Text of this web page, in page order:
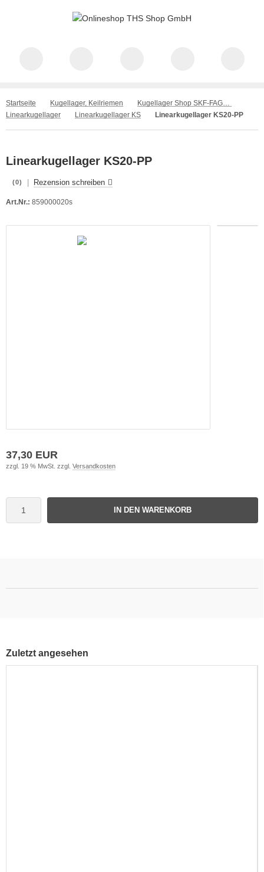
Startseite Kugellager, Keilriemen
Kugellager Shop SKF-FAG-INA-GMN-NKE
Linearkugellager
Linearkugellager KS Linearkugellager KS20-PP
Linearkugellager KS20-PP
(0) Rezension schreiben
Art.Nr.: 859000020s
37,30 EUR
zzgl. 19 % MwSt. zzgl. Versandkosten
IN DEN WARENKORB
Zuletzt angesehen